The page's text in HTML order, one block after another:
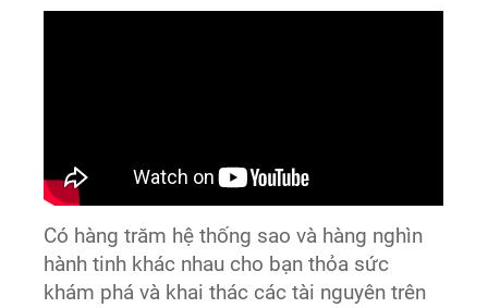
Có hàng trăm hệ thống sao và hàng nghìn
hành tinh khác nhau cho bạn thỏa sức
khám phá và khai thác các tài nguyên trên